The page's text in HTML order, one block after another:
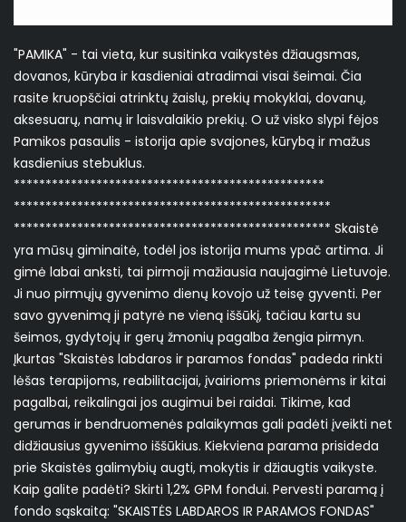
"PAMIKA" - tai vieta, kur susitinka vaikystės džiaugsmas,
dovanos, kūryba ir kasdieniai atradimai visai šeimai. Čia
rasite kruopščiai atrinktų žaislų, prekių mokyklai, dovanų,
aksesuarų, namų ir laisvalaikio prekių. O už visko slypi fėjos
Pamikos pasaulis - istorija apie svajones, kūrybą ir mažus
kasdienius stebuklus.
*************************************************
**************************************************
************************************************** Skaistė
yra mūsų giminaitė, todėl jos istorija mums ypač artima. Ji
gimė labai anksti, tai pirmoji mažiausia naujagimė Lietuvoje.
Ji nuo pirmųjų gyvenimo dienų kovojo už teisę gyventi. Per
savo gyvenimą ji patyrė ne vieną iššūkį, tačiau kartu su
šeimos, gydytojų ir gerų žmonių pagalba žengia pirmyn.
Įkurtas "Skaistės labdaros ir paramos fondas" padeda rinkti
lėšas terapijoms, reabilitacijai, įvairioms priemonėms ir kitai
pagalbai, reikalingai jos augimui bei raidai. Tikime, kad
gerumas ir bendruomenės palaikymas gali padėti įveikti net
didžiausius gyvenimo iššūkius. Kiekviena parama prisideda
prie Skaistės galimybių augti, mokytis ir džiaugtis vaikyste.
Kaip galite padėti? Skirti 1,2% GPM fondui. Pervesti paramą į
fondo sąskaitą: "SKAISTĖS LABDAROS IR PARAMOS FONDAS"